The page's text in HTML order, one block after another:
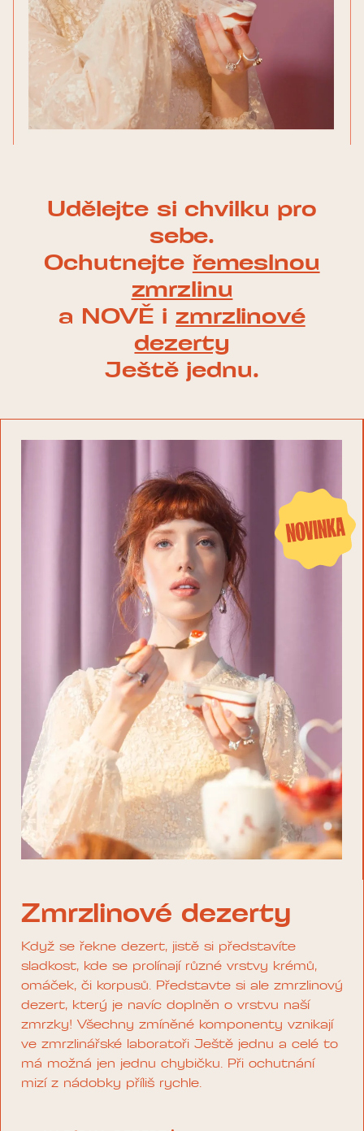
Udělejte si chvilku pro
sebe.
Ochutnejte řemeslnou
zmrzlinu
a NOVĚ i zmrzlinové
dezerty
Ještě jednu.
Zmrzlinové dezerty
Když se řekne dezert, jistě si představíte
sladkost, kde se prolínají různé vrstvy krémů,
omáček, či korpusů. Představte si ale zmrzlinový
dezert, který je navíc doplněn o vrstvu naší
zmrzky! Všechny zmíněné komponenty vznikají
ve zmrzlinářské laboratoři Ještě jednu a celé to
má možná jen jednu chybičku. Při ochutnání
mizí z nádobky příliš rychle.